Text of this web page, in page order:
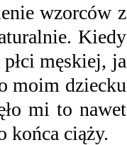
wzorców z
Kiedy
męskiej, ja
moim dziecku
mi to nawet
końca ciąży.